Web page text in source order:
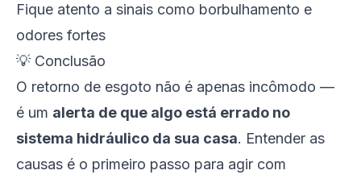
Fique atento a sinais como borbulhamento e
odores fortes
💡 Conclusão
O retorno de esgoto não é apenas incômodo —
é um alerta de que algo está errado no
sistema hidráulico da sua casa. Entender as
causas é o primeiro passo para agir com